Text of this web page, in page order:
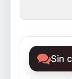
Sin